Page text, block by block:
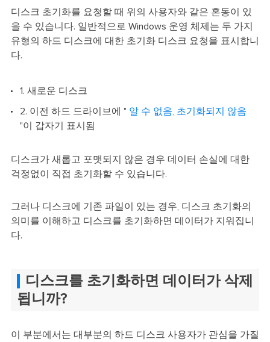
디스크 초기화를 요청할 때 위의 사용자와 같은 혼동이 있
을 수 있습니다. 일반적으로 Windows 운영 체제는 두 가지
유형의 하드 디스크에 대한 초기화 디스크 요청을 표시합니
다.
1. 새로운 디스크
2. 이전 하드 드라이브에 " 알 수 없음, 초기화되지 않음
"이 갑자기 표시됨
디스크가 새롭고 포맷되지 않은 경우 데이터 손실에 대한
걱정없이 직접 초기화할 수 있습니다.
그러나 디스크에 기존 파일이 있는 경우, 디스크 초기화의
의미를 이해하고 디스크를 초기화하면 데이터가 지워집니
다.
디스크를 초기화하면 데이터가 삭제
됩니까?
이 부분에서는 대부분의 하드 디스크 사용자가 관심을 가질